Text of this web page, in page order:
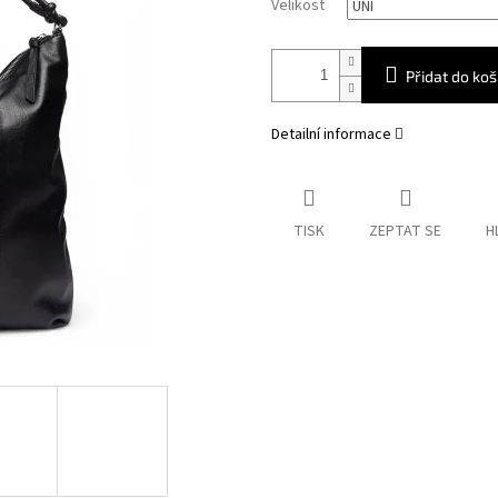
Velikost
Přidat do
Detailní informace
TISK ZEPTAT SE